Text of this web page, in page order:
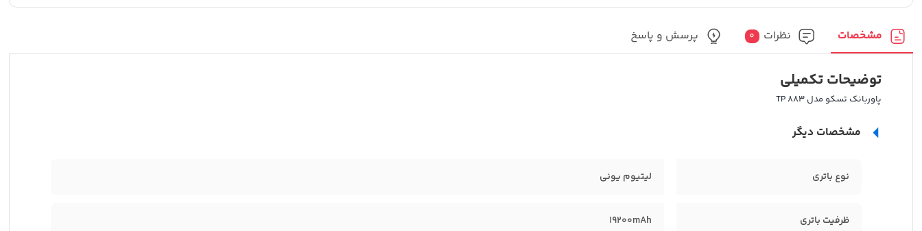
مشخصات نظرات 0 پرسش و پاسخ
توضیحات تکمیلی
پاوربانک تسکو مدل TP 883
مشخصات دیگر
نوع باتری لیتیوم یونی
ظرفیت باتری 19200mAh